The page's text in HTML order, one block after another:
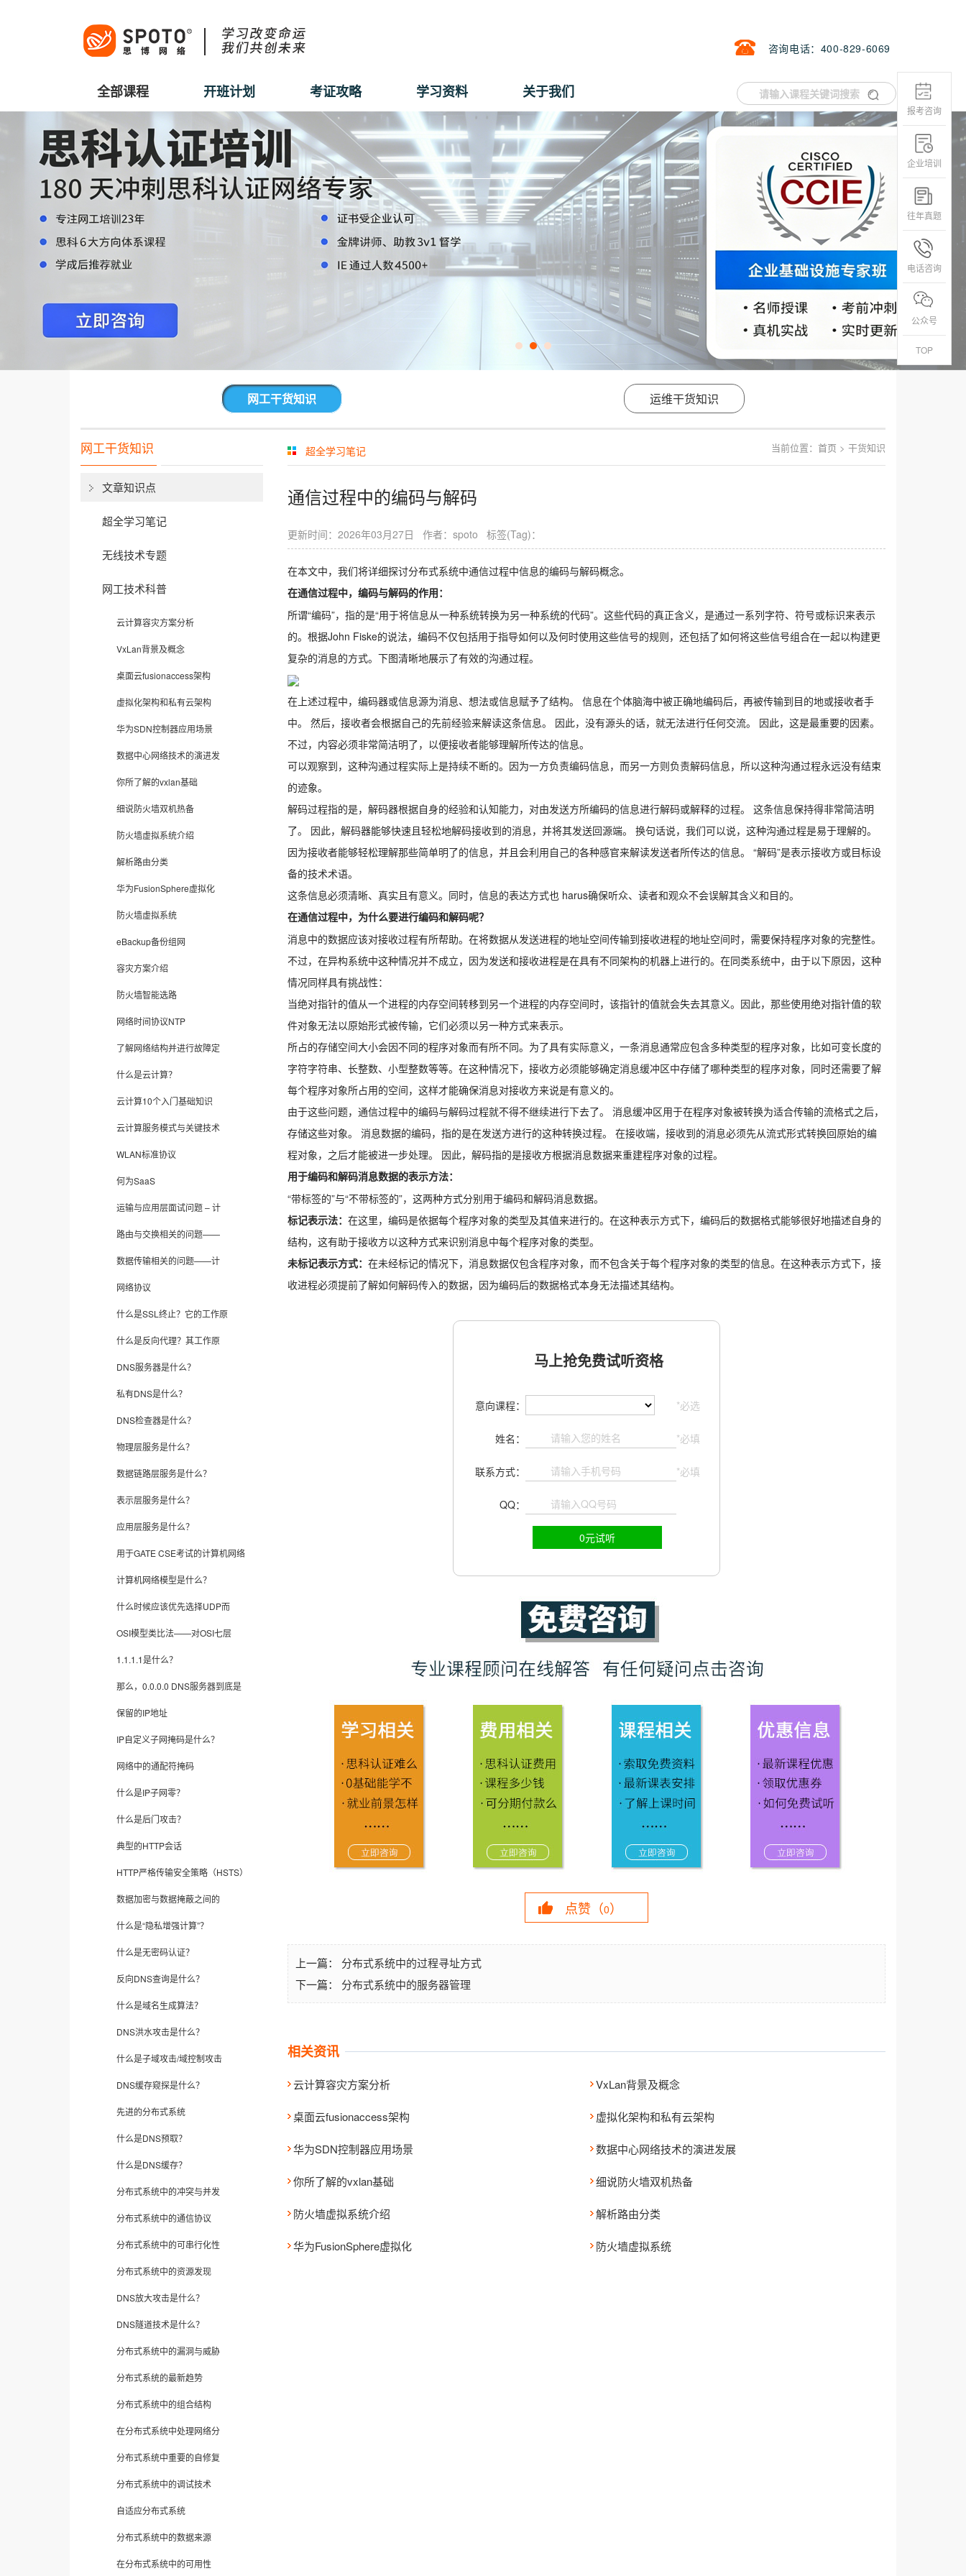
咨询电话：400-829-6069
全部课程 开班计划 考证攻略 学习资料 关于我们
网工干货知识 运维干货知识
网工干货知识
文章知识点
超全学习笔记
无线技术专题
网工技术科普
云计算容灾方案分析
VxLan背景及概念
桌面云fusionaccess架构
虚拟化架构和私有云架构
华为SDN控制器应用场景
数据中心网络技术的演进发
你所了解的vxlan基础
细说防火墙双机热备
防火墙虚拟系统介绍
解析路由分类
华为FusionSphere虚拟化
防火墙虚拟系统
eBackup备份组网
容灾方案介绍
防火墙智能选路
网络时间协议NTP
了解网络结构并进行故障定
什么是云计算？
云计算10个入门基础知识
云计算服务模式与关键技术
WLAN标准协议
何为SaaS
运输与应用层面试问题 – 计
路由与交换相关的问题——
数据传输相关的问题——计
网络协议
什么是SSL终止？它的工作原
什么是反向代理？其工作原
DNS服务器是什么？
私有DNS是什么？
DNS检查器是什么？
物理层服务是什么？
数据链路层服务是什么？
表示层服务是什么？
应用层服务是什么？
用于GATE CSE考试的计算机网络
计算机网络模型是什么？
什么时候应该优先选择UDP而
OSI模型类比法——对OSI七层
1.1.1.1是什么？
那么，0.0.0.0 DNS服务器到底是
保留的IP地址
IP自定义子网掩码是什么？
网络中的通配符掩码
什么是IP子网零？
什么是后门攻击？
典型的HTTP会话
HTTP严格传输安全策略（HSTS）
数据加密与数据掩蔽之间的
什么是“隐私增强计算”？
什么是无密码认证？
反向DNS查询是什么？
什么是域名生成算法？
DNS洪水攻击是什么？
什么是子域攻击/域控制攻击
DNS缓存窥探是什么？
先进的分布式系统
什么是DNS预取？
什么是DNS缓存？
分布式系统中的冲突与并发
分布式系统中的通信协议
分布式系统中的可串行化性
分布式系统中的资源发现
DNS放大攻击是什么？
DNS隧道技术是什么？
分布式系统中的漏洞与威胁
分布式系统的最新趋势
分布式系统中的组合结构
在分布式系统中处理网络分
分布式系统中重要的自修复
分布式系统中的调试技术
自适应分布式系统
分布式系统中的数据来源
在分布式系统中的可用性
超全学习笔记 当前位置： 首页 > 干货知识
通信过程中的编码与解码
更新时间：2026年03月27日 作者：spoto 标签(Tag)：
在本文中，我们将详细探讨分布式系统中通信过程中信息的编码与解码概念。
在通信过程中，编码与解码的作用：
所谓“编码”，指的是“用于将信息从一种系统转换为另一种系统的代码”。这些代码的真正含义，是通过一系列字符、符号或标识来表示
的。根据John Fiske的说法，编码不仅包括用于指导如何以及何时使用这些信号的规则，还包括了如何将这些信号组合在一起以构建更
复杂的消息的方式。下图清晰地展示了有效的沟通过程。
在上述过程中，编码器或信息源为消息、想法或信息赋予了结构。 信息在个体脑海中被正确地编码后，再被传输到目的地或接收者手
中。 然后，接收者会根据自己的先前经验来解读这条信息。 因此，没有源头的话，就无法进行任何交流。 因此，这是最重要的因素。
不过，内容必须非常简洁明了，以便接收者能够理解所传达的信息。
可以观察到，这种沟通过程实际上是持续不断的。因为一方负责编码信息，而另一方则负责解码信息，所以这种沟通过程永远没有结束
的迹象。
解码过程指的是，解码器根据自身的经验和认知能力，对由发送方所编码的信息进行解码或解释的过程。 这条信息保持得非常简洁明
了。 因此，解码器能够快速且轻松地解码接收到的消息，并将其发送回源端。 换句话说，我们可以说，这种沟通过程是易于理解的。
因为接收者能够轻松理解那些简单明了的信息，并且会利用自己的各种感官来解读发送者所传达的信息。 “解码”是表示接收方或目标设
备的技术术语。
这条信息必须清晰、真实且有意义。同时，信息的表达方式也 harus确保听众、读者和观众不会误解其含义和目的。
在通信过程中，为什么要进行编码和解码呢？
消息中的数据应该对接收过程有所帮助。在将数据从发送进程的地址空间传输到接收进程的地址空间时，需要保持程序对象的完整性。
不过，在异构系统中这种情况并不成立，因为发送和接收进程是在具有不同架构的机器上进行的。在同类系统中，由于以下原因，这种
情况同样具有挑战性：
当绝对指针的值从一个进程的内存空间转移到另一个进程的内存空间时，该指针的值就会失去其意义。因此，那些使用绝对指针值的软
件对象无法以原始形式被传输，它们必须以另一种方式来表示。
所占的存储空间大小会因不同的程序对象而有所不同。为了具有实际意义，一条消息通常应包含多种类型的程序对象，比如可变长度的
字符字符串、长整数、小型整数等等。在这种情况下，接收方必须能够确定消息缓冲区中存储了哪种类型的程序对象，同时还需要了解
每个程序对象所占用的空间，这样才能确保消息对接收方来说是有意义的。
由于这些问题，通信过程中的编码与解码过程就不得不继续进行下去了。 消息缓冲区用于在程序对象被转换为适合传输的流格式之后，
存储这些对象。 消息数据的编码，指的是在发送方进行的这种转换过程。 在接收端，接收到的消息必须先从流式形式转换回原始的编
程对象，之后才能被进一步处理。 因此，解码指的是接收方根据消息数据来重建程序对象的过程。
用于编码和解码消息数据的表示方法：
“带标签的”与“不带标签的”，这两种方式分别用于编码和解码消息数据。
标记表示法： 在这里，编码是依据每个程序对象的类型及其值来进行的。在这种表示方式下，编码后的数据格式能够很好地描述自身的
结构，这有助于接收方以这种方式来识别消息中每个程序对象的类型。
未标记表示方式： 在未经标记的情况下，消息数据仅包含程序对象，而不包含关于每个程序对象的类型的信息。在这种表示方式下，接
收进程必须提前了解如何解码传入的数据，因为编码后的数据格式本身无法描述其结构。
马上抢免费试听资格
意向课程： *必选
姓名： *必填
联系方式： *必填
QQ：
0元试听
点赞（0）
上一篇： 分布式系统中的过程寻址方式
下一篇： 分布式系统中的服务器管理
相关资讯
云计算容灾方案分析 VxLan背景及概念
桌面云fusionaccess架构 虚拟化架构和私有云架构
华为SDN控制器应用场景 数据中心网络技术的演进发展
你所了解的vxlan基础 细说防火墙双机热备
防火墙虚拟系统介绍 解析路由分类
华为FusionSphere虚拟化 防火墙虚拟系统
报考咨询
企业培训
往年真题
电话咨询
公众号
TOP